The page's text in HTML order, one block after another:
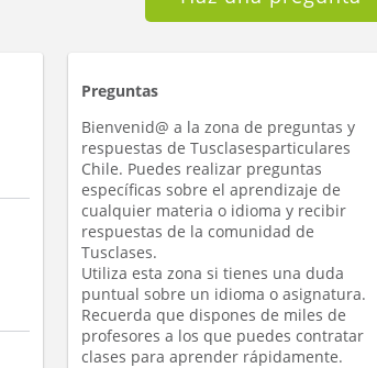
Preguntas
Bienvenid@ a la zona de preguntas y
respuestas de Tusclasesparticulares
Chile. Puedes realizar preguntas
específicas sobre el aprendizaje de
cualquier materia o idioma y recibir
respuestas de la comunidad de
Tusclases.
Utiliza esta zona si tienes una duda
puntual sobre un idioma o asignatura.
Recuerda que dispones de miles de
profesores a los que puedes contratar
clases para aprender rápidamente.